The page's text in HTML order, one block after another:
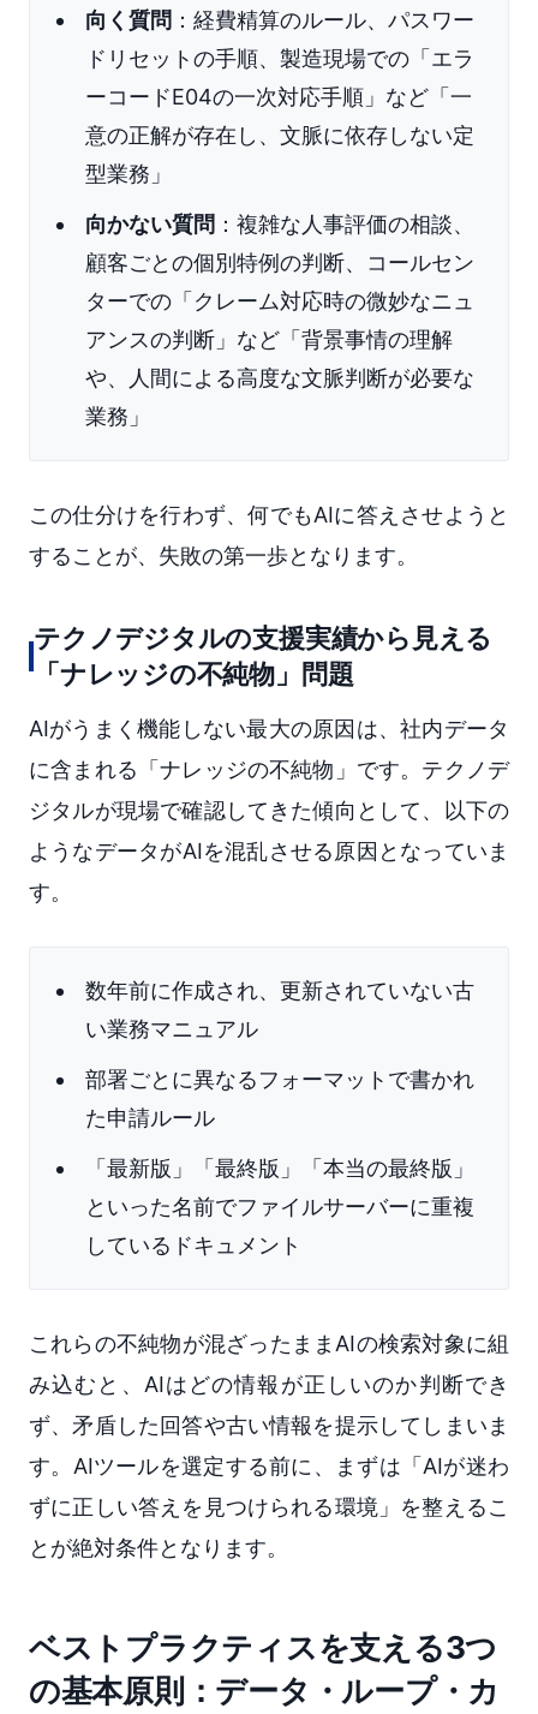
向く質問 ：経費精算のルール、パスワー
ドリセットの手順、製造現場での「エラ
ーコードE04の一次対応手順」など「一
意の正解が存在し、文脈に依存しない定
型業務」
向かない質問 ：複雑な人事評価の相談、
顧客ごとの個別特例の判断、コールセン
ターでの「クレーム対応時の微妙なニュ
アンスの判断」など「背景事情の理解
や、人間による高度な文脈判断が必要な
業務」
この仕分けを行わず、何でもAIに答えさせようと
することが、失敗の第一歩となります。
テクノデジタルの支援実績から見える
「ナレッジの不純物」問題
AIがうまく機能しない最大の原因は、社内データ
に含まれる「ナレッジの不純物」です。テクノデ
ジタルが現場で確認してきた傾向として、以下の
ようなデータがAIを混乱させる原因となっていま
す。
数年前に作成され、更新されていない古
い業務マニュアル
部署ごとに異なるフォーマットで書かれ
た申請ルール
「最新版」「最終版」「本当の最終版」
といった名前でファイルサーバーに重複
しているドキュメント
これらの不純物が混ざったままAIの検索対象に組
み込むと、AIはどの情報が正しいのか判断でき
ず、矛盾した回答や古い情報を提示してしまいま
す。AIツールを選定する前に、まずは「AIが迷わ
ずに正しい答えを見つけられる環境」を整えるこ
とが絶対条件となります。
ベストプラクティスを支える3つ
の基本原則：データ・ループ・カ